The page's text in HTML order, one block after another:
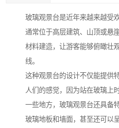
玻璃观景台是近年来越来越受
通常位于高层建筑、山顶或悬
材料建造，让游客能够俯瞰壮
线。
这种观景台的设计不仅能提供
人们的感觉，因为站在玻璃上
一些地方，玻璃观景台还具备
玻璃地板和墙面，甚至还可以